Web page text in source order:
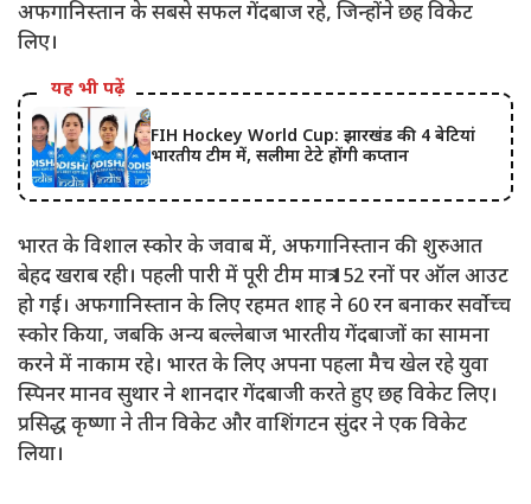
अफगानिस्तान के सबसे सफल गेंदबाज रहे, जिन्होंने छह विकेट
लिए।
यह भी पढ़ें
FIH Hockey World Cup: झारखंड की 4 बेटियां
भारतीय टीम में, सलीमा टेटे होंगी कप्तान
भारत के विशाल स्कोर के जवाब में, अफगानिस्तान की शुरुआत
बेहद खराब रही। पहली पारी में पूरी टीम मात्र 152 रनों पर ऑल आउट
हो गई। अफगानिस्तान के लिए रहमत शाह ने 60 रन बनाकर सर्वोच्च
स्कोर किया, जबकि अन्य बल्लेबाज भारतीय गेंदबाजों का सामना
करने में नाकाम रहे। भारत के लिए अपना पहला मैच खेल रहे युवा
स्पिनर मानव सुथार ने शानदार गेंदबाजी करते हुए छह विकेट लिए।
प्रसिद्ध कृष्णा ने तीन विकेट और वाशिंगटन सुंदर ने एक विकेट
लिया।